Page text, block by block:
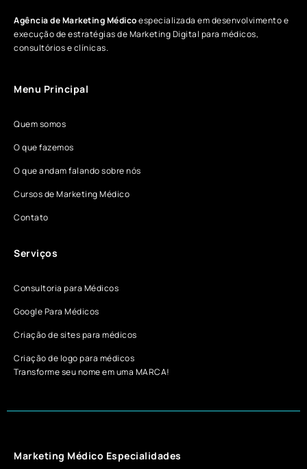
Agência de Marketing Médicoespecializada em desenvolvimento e
execução de estratégias de Marketing Digital para médicos,
consultórios e clínicas.
Menu Principal
Quem somos
O que fazemos
O que andam falando sobre nós
Cursos de Marketing Médico
Contato
Serviços
Consultoria para Médicos
Google Para Médicos
Criação de sites para médicos
Criação de logo para médicos
Transforme seu nome em uma MARCA!
Marketing Médico Especialidades